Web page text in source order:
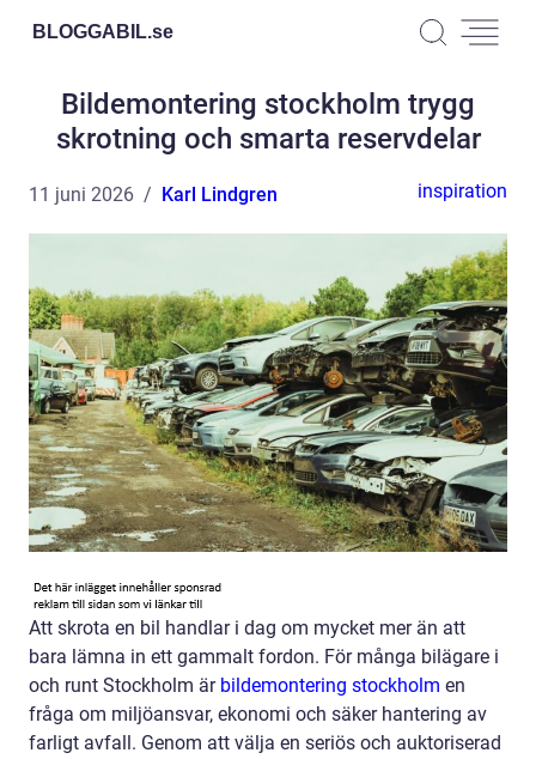
BLOGGABIL.se
Bildemontering stockholm trygg
skrotning och smarta reservdelar
11 juni 2026 Karl Lindgren inspiration
Att skrota en bil handlar i dag om mycket mer än att
bara lämna in ett gammalt fordon. För många bilägare i
och runt Stockholm är bildemontering stockholm en
fråga om miljöansvar, ekonomi och säker hantering av
farligt avfall. Genom att välja en seriös och auktoriserad